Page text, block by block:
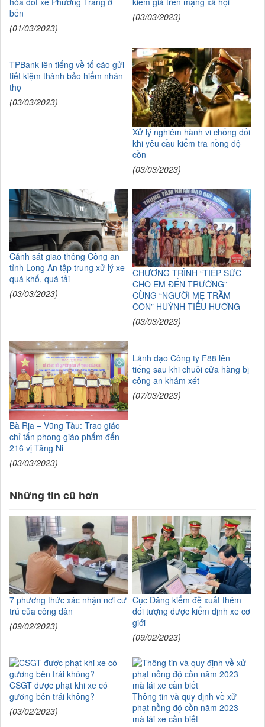
bến
(01/03/2023)
(03/03/2023)
TPBank lên tiếng về tố cáo gửi
tiết kiệm thành bảo hiểm nhân
thọ
(03/03/2023)
Xử lý nghiêm hành vi chống đối
khi yêu cầu kiểm tra nồng độ
cồn
(03/03/2023)
Cảnh sát giao thông Công an
tỉnh Long An tập trung xử lý xe
quá khổ, quá tải
(03/03/2023)
CHƯƠNG TRÌNH “TIẾP SỨC
CHO EM ĐẾN TRƯỜNG”
CÙNG “NGƯỜI MẸ TRĂM
CON” HUỲNH TIỂU HƯƠNG
(03/03/2023)
Bà Rịa – Vũng Tàu: Trao giáo
chỉ tấn phong giáo phẩm đến
216 vị Tăng Ni
(03/03/2023)
Lãnh đạo Công ty F88 lên
tiếng sau khi chuỗi cửa hàng bị
công an khám xét
(07/03/2023)
Những tin cũ hơn
7 phương thức xác nhận nơi cư
trú của công dân
(09/02/2023)
Cục Đăng kiểm đề xuất thêm
đối tượng được kiểm định xe cơ
giới
(09/02/2023)
CSGT được phạt khi xe có
gương bên trái không?
(03/02/2023)
Thông tin và quy định về xử
phạt nồng độ cồn năm 2023
mà lái xe cần biết